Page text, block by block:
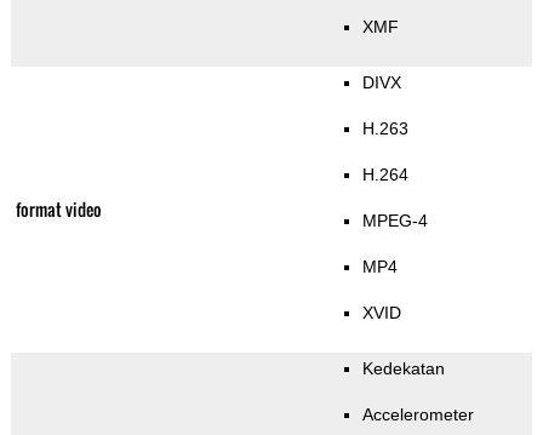
XMF
format video
DIVX
H.263
H.264
MPEG-4
MP4
XVID
Kedekatan
Accelerometer